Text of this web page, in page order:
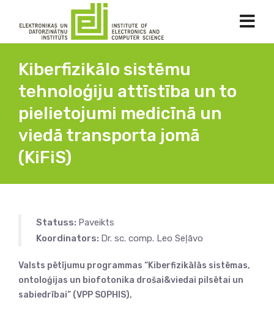
Kiberfizikālo sistēmu
tehnoloģiju attīstība un to
pielietojumi medicīnā un
viedā transporta jomā
(KiFiS)
Statuss: Paveikts
Koordinators: Dr. sc. comp. Leo Seļāvo
Valsts pētījumu programmas “Kiberfizikālās sistēmas,
ontoloģijas un biofotonika drošai&viedai pilsētai un
sabiedrībai” (VPP SOPHIS),